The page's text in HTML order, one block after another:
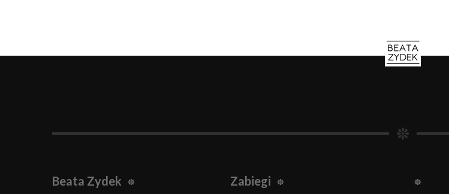
Beata Zydek Zabiegi